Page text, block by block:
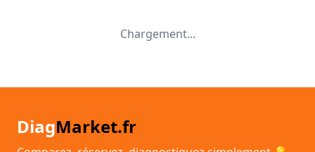
Chargement...
DiagMarket.fr